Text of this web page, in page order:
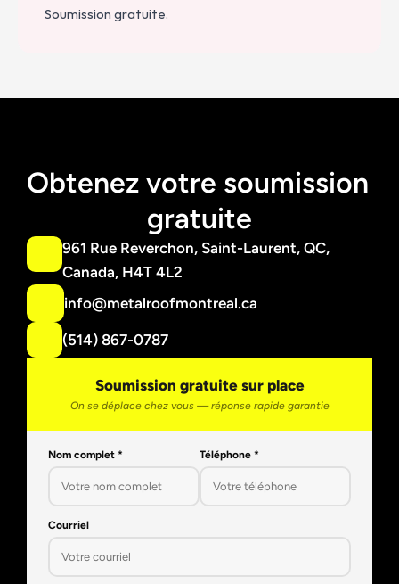
Soumission gratuite.
Obtenez votre soumission
gratuite
961 Rue Reverchon, Saint-Laurent, QC,
Canada, H4T 4L2
info@metalroofmontreal.ca
(514) 867-0787
Soumission gratuite sur place
On se déplace chez vous — réponse rapide garantie
Nom complet * Téléphone *
Courriel